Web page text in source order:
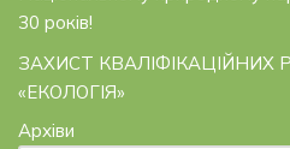
30 років!
ЗАХИСТ КВАЛІФІКАЦІЙНИХ
«ЕКОЛОГІЯ»
Архіви